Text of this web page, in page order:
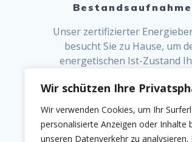
Wir schützen Ihre
Wir verwenden Cookies, um Ihr
personalisierte Anzeigen oder Inhalte
unseren Datenverkehr zu analysieren.
Bestandsaufnahme
Unser zertifizierter
besucht Sie zu Hause, um
energetischen Ist-Zustand
Dämmung) präzise zu